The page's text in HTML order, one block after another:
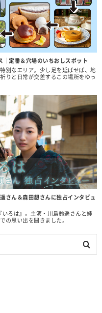
｜定番＆穴場のいちおしスポット
別なエリア。少し足を延ばせば、地
りと日常が交差するこの場所をゆっ
さん＆森田想さんに独占インタビュ
ろは』。主演・川島鈴遥さんと姉
の思い出を聞きました。